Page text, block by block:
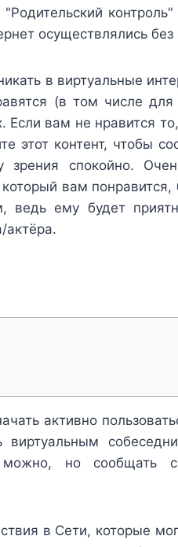
осуществлялись без
в виртуальные
(в том числе
Если вам не нравится
этот контент, чтобы
спокойно.
вам
ведь ему будет
актёра.
активно
можно, но
в Сети, которые